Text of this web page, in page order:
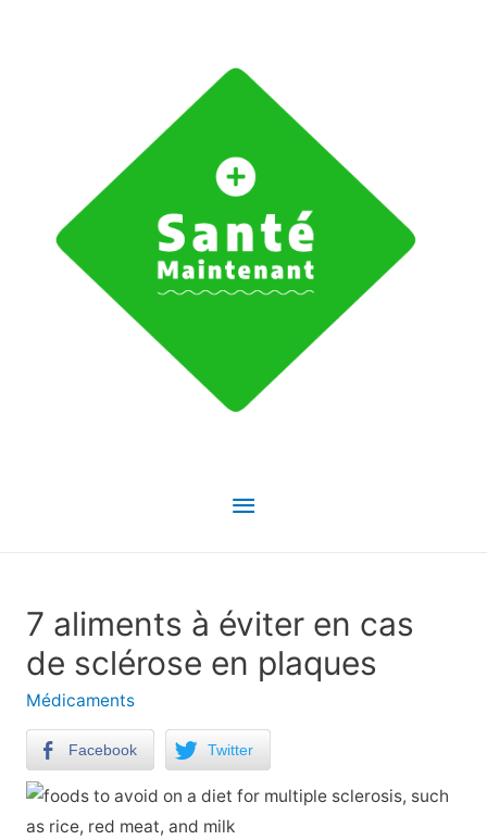
Menu
7 aliments à éviter en cas
de sclérose en plaques
Médicaments
Facebook Twitter